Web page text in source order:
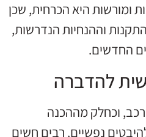
ומורשות היא הכרחית, שכן
וההנחיות הנדרשות,
החדשים.
להדברה
וכחלק מההכנה
נפשיים. רבים חשים